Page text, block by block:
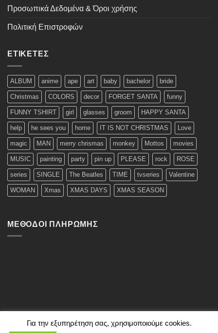
Προσωπικά Δεδομένα & Όροι χρήσης
Πολιτική Επιστροφών
ΕΤΙΚΈΤΕΣ
ALBUM anime ape art baby bachelor bride
Christmas COLORS decor FORGET SANTA funny
FUNNY TSHIRT girl glasses groom HAPPY SANTA
help he sees you home IT IS NOT CHRISTMAS Love
magic MAN merry chrismas monkey Mottos movies
MUSIC painting party pin up PLEASE rock ROSE
series SINGLE The Beatles TIME tvseries Valentine
WOMAN Xmas XMAS DAYS XMAS SEASON
ΜΈΘΟΔΟΙ ΠΛΗΡΩΜΉΣ
Για την εξυπηρέτηση σας, χρησιμοποιούμε cookies.